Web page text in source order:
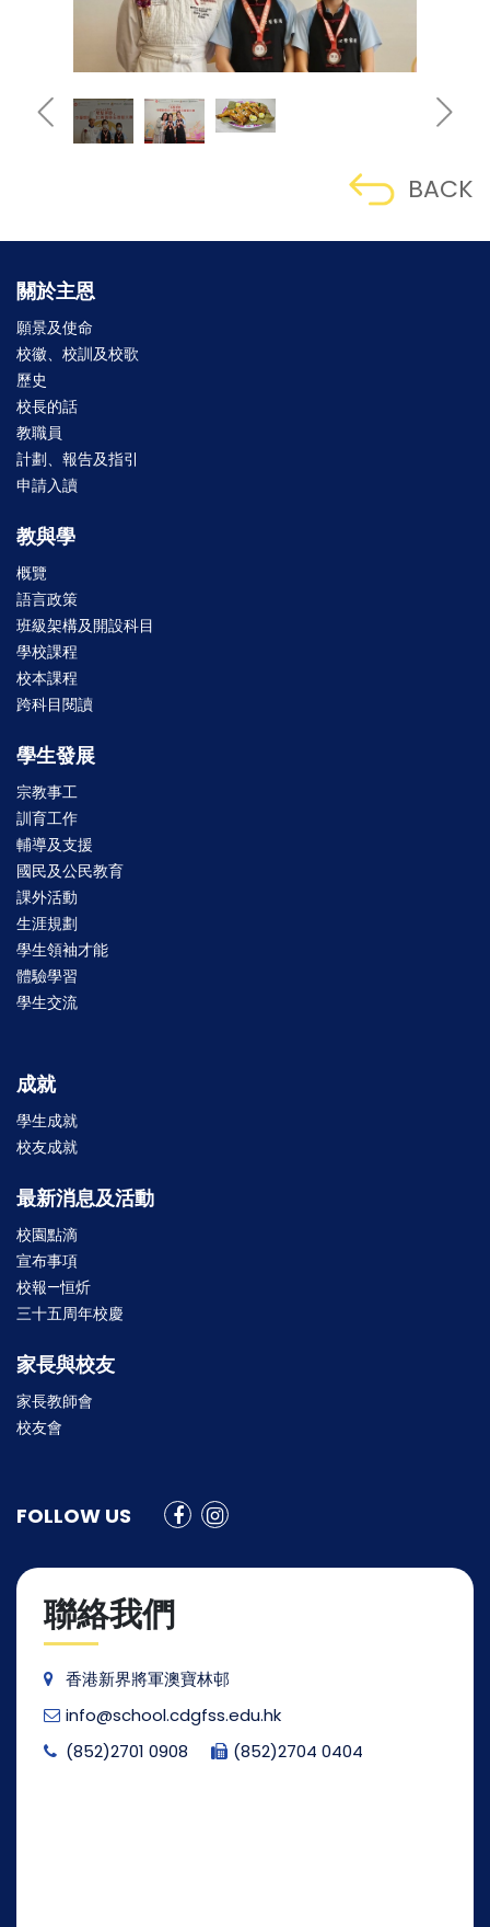
BACK
關於主恩
願景及使命
校徽、校訓及校歌
歷史
校長的話
教職員
計劃、報告及指引
申請入讀
教與學
概覽
語言政策
班級架構及開設科目
學校課程
校本課程
跨科目閱讀
學生發展
宗教事工
訓育工作
輔導及支援
國民及公民教育
課外活動
生涯規劃
學生領袖才能
體驗學習
學生交流
成就
學生成就
校友成就
最新消息及活動
校園點滴
宣布事項
校報—恒炘
三十五周年校慶
家長與校友
家長教師會
校友會
FOLLOW US
聯絡我們
香港新界將軍澳寶林邨
info@school.cdgfss.edu.hk
(852)2701 0908
(852)2704 0404